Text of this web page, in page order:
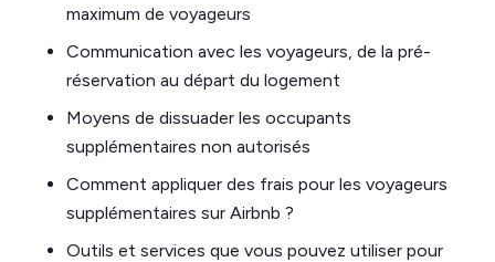
maximum de voyageurs
Communication avec les voyageurs, de la pré-
réservation au départ du logement
Moyens de dissuader les occupants
supplémentaires non autorisés
Comment appliquer des frais pour les voyageurs
supplémentaires sur Airbnb ?
Outils et services que vous pouvez utiliser pour